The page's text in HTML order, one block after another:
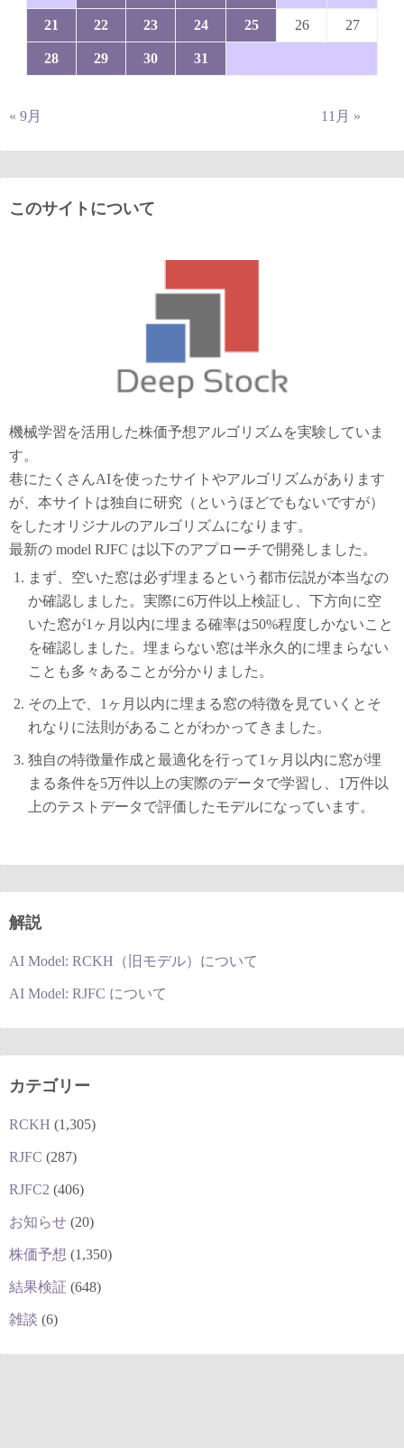
21 22 23 24 25 26 27
28 29 30 31
« 9月 11月 »
このサイトについて
機械学習を活用した株価予想アルゴリズムを実験していま
す。
巷にたくさんAIを使ったサイトやアルゴリズムがあります
が、本サイトは独自に研究（というほどでもないですが）
をしたオリジナルのアルゴリズムになります。
最新の model RJFC は以下のアプローチで開発しました。
まず、空いた窓は必ず埋まるという都市伝説が本当なの
か確認しました。実際に6万件以上検証し、下方向に空
いた窓が1ヶ月以内に埋まる確率は50%程度しかないこと
を確認しました。埋まらない窓は半永久的に埋まらない
ことも多々あることが分かりました。
その上で、1ヶ月以内に埋まる窓の特徴を見ていくとそ
れなりに法則があることがわかってきました。
独自の特徴量作成と最適化を行って1ヶ月以内に窓が埋
まる条件を5万件以上の実際のデータで学習し、1万件以
上のテストデータで評価したモデルになっています。
解説
AI Model: RCKH（旧モデル）について
AI Model: RJFC について
カテゴリー
RCKH (1,305)
RJFC (287)
RJFC2 (406)
お知らせ (20)
株価予想 (1,350)
結果検証 (648)
雑談 (6)